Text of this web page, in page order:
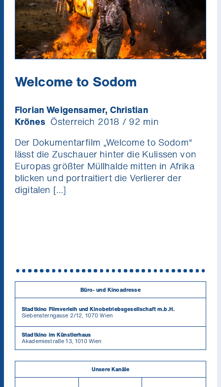
Welcome to Sodom
Florian Weigensamer, Christian
Krönes Österreich 2018 / 92 min
Der Dokumentarfilm „Welcome to Sodom“
lässt die Zuschauer hinter die Kulissen von
Europas größter Müllhalde mitten in Afrika
blicken und portraitiert die Verlierer der
digitalen […]
Büro- und Kinoadresse
Stadtkino Filmverleih und Kinobetriebsgesellschaft m.b.H.
Siebensterngasse 2/12, 1070 Wien
Stadtkino im Künstlerhaus
Akademiestraße 13, 1010 Wien
Unsere Kanäle